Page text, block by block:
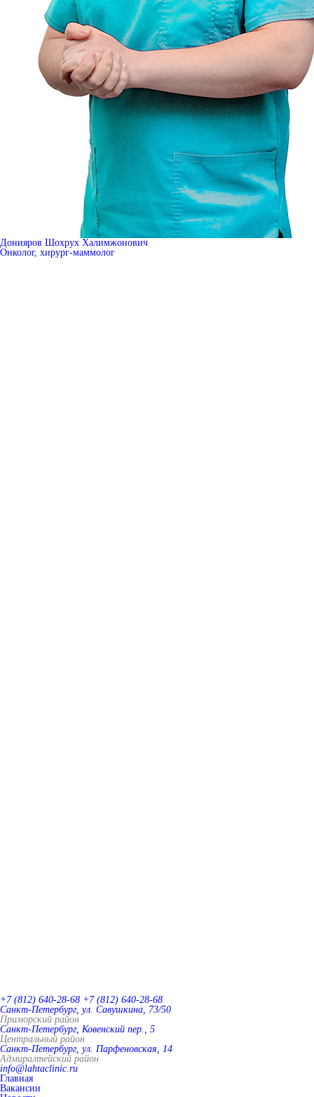
Донияров Шохрух Халимжонович
Онколог, хирург-маммолог
+7 (812) 640-28-68 +7 (812) 640-28-68
Санкт-Петербург, ул. Савушкина, 73/50
Приморский район
Санкт-Петербург, Ковенский пер., 5
Центральный район
Санкт-Петербург, ул. Парфеновская, 14
Адмиралтейский район
info@lahtaclinic.ru
Главная
Вакансии